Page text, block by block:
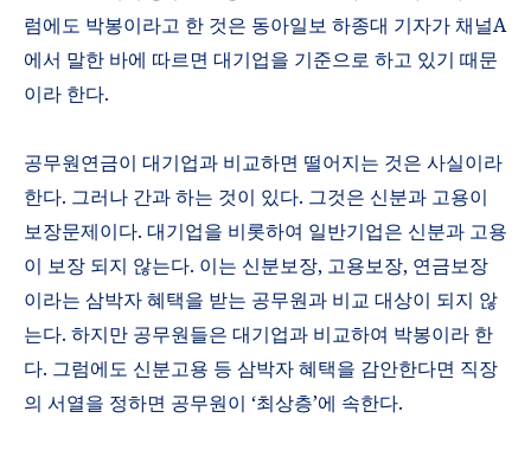
럼에도 박봉이라고 한 것은 동아일보 하종대 기자가 채널A
에서 말한 바에 따르면 대기업을 기준으로 하고 있기 때문
이라 한다.
공무원연금이 대기업과 비교하면 떨어지는 것은 사실이라
한다. 그러나 간과 하는 것이 있다. 그것은 신분과 고용이
보장문제이다. 대기업을 비롯하여 일반기업은 신분과 고용
이 보장 되지 않는다. 이는 신분보장, 고용보장, 연금보장
이라는 삼박자 혜택을 받는 공무원과 비교 대상이 되지 않
는다. 하지만 공무원들은 대기업과 비교하여 박봉이라 한
다. 그럼에도 신분고용 등 삼박자 혜택을 감안한다면 직장
의 서열을 정하면 공무원이 ‘최상층’에 속한다.